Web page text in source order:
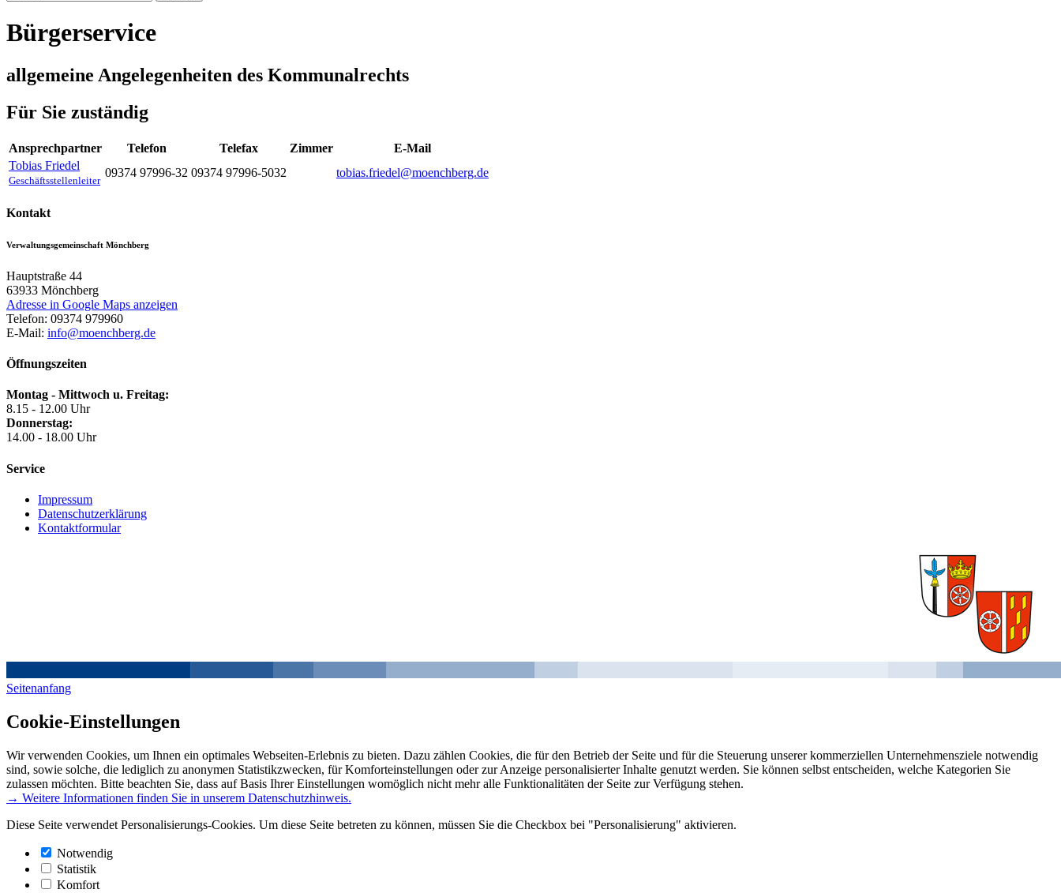
Bürgerservice
allgemeine Angelegenheiten des Kommunalrechts
Für Sie zuständig
Ansprechpartner Telefon Telefax Zimmer
E-Mail
Tobias Friedel
Geschäftsstellenleiter
09374 97996-32 09374 97996-5032 tobias.friedel@moenchberg.de
Kontakt
Verwaltungsgemeinschaft Mönchberg
Hauptstraße 44
63933 Mönchberg
Adresse in Google Maps anzeigen
Telefon: 09374 979960
E-Mail: info@moenchberg.de
Öffnungszeiten
Montag - Mittwoch u. Freitag:
8.15 - 12.00 Uhr
Donnerstag:
14.00 - 18.00 Uhr
Service
Impressum
Datenschutzerklärung
Kontaktformular
Seitenanfang
Cookie-Einstellungen
Wir verwenden Cookies, um Ihnen ein optimales Webseiten-Erlebnis zu bieten. Dazu zählen Cookies, die für den Betrieb der Seite und für die Steuerung unserer kommerziellen Unternehmensziele notwendig
sind, sowie solche, die lediglich zu anonymen Statistikzwecken, für Komforteinstellungen oder zur Anzeige personalisierter Inhalte genutzt werden. Sie können selbst entscheiden, welche Kategorien Sie
zulassen möchten. Bitte beachten Sie, dass auf Basis Ihrer Einstellungen womöglich nicht mehr alle Funktionalitäten der Seite zur Verfügung stehen.
→ Weitere Informationen finden Sie in unserem Datenschutzhinweis.
Diese Seite verwendet Personalisierungs-Cookies. Um diese Seite betreten zu können, müssen Sie die Checkbox bei "Personalisierung" aktivieren.
Notwendig
Statistik
Komfort